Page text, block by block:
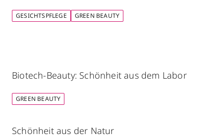
GESICHTSPFLEGE GREEN BEAUTY
Biotech-Beauty: Schönheit aus dem Labor
GREEN BEAUTY
Schönheit aus der Natur